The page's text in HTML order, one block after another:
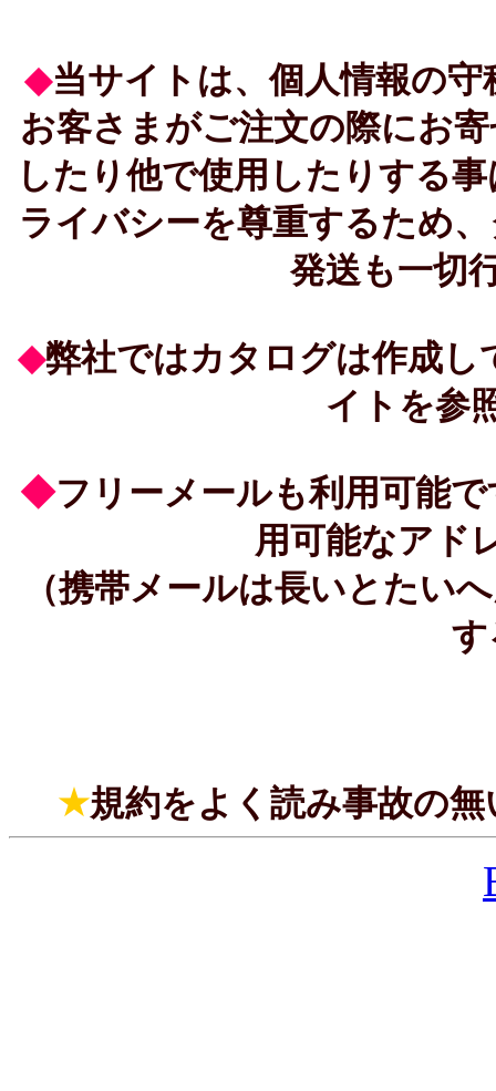
◆当サイトは、個人情報の
お客さまがご注文の際にお
したり他で使用したりする
ライバシーを尊重するため
発送も一切
◆弊社ではカタログは作成
イトを参
◆フリーメールも利用可能
用可能なアド
（携帯メールは長いとたい
す
★規約をよく読み事故の